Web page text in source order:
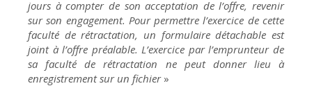
jours à compter de son acceptation de l’offre, revenir
sur son engagement. Pour permettre l’exercice de cette
faculté de rétractation, un formulaire détachable est
joint à l’offre préalable. L’exercice par l’emprunteur de
sa faculté de rétractation ne peut donner lieu à
enregistrement sur un fichier»